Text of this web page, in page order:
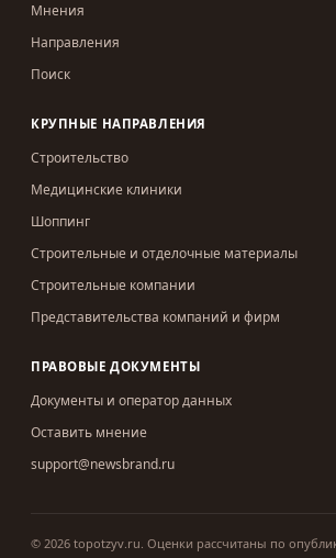
Мнения
Направления
Поиск
КРУПНЫЕ НАПРАВЛЕНИЯ
Строительство
Медицинские клиники
Шоппинг
Строительные и отделочные материалы
Строительные компании
Представительства компаний и фирм
ПРАВОВЫЕ ДОКУМЕНТЫ
Документы и оператор данных
Оставить мнение
support@newsbrand.ru
© 2026 topotzyv.ru. Оценки рассчитаны по